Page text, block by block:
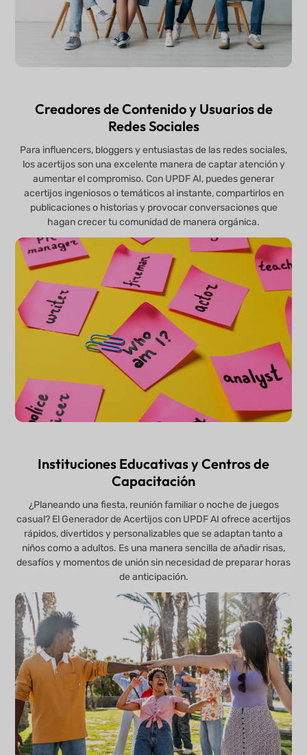
Creadores de Contenido y Usuarios de
Redes Sociales
Para influencers, bloggers y entusiastas de las redes sociales,
los acertijos son una excelente manera de captar atención y
aumentar el compromiso. Con UPDF AI, puedes generar
acertijos ingeniosos o temáticos al instante, compartirlos en
publicaciones o historias y provocar conversaciones que
hagan crecer tu comunidad de manera orgánica.
Instituciones Educativas y Centros de
Capacitación
¿Planeando una fiesta, reunión familiar o noche de juegos
casual? El Generador de Acertijos con UPDF AI ofrece acertijos
rápidos, divertidos y personalizables que se adaptan tanto a
niños como a adultos. Es una manera sencilla de añadir risas,
desafíos y momentos de unión sin necesidad de preparar horas
de anticipación.